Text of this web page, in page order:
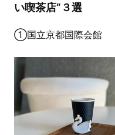
い喫茶店”３選
①国立京都国際会館